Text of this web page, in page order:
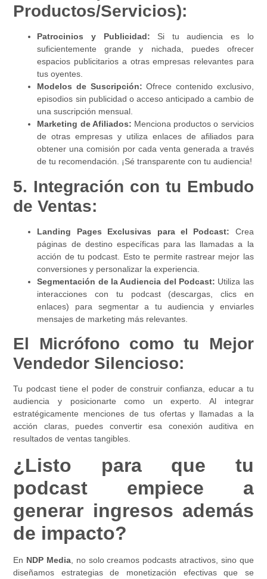
Productos/Servicios):
Patrocinios y Publicidad: Si tu audiencia es lo
suficientemente grande y nichada, puedes ofrecer
espacios publicitarios a otras empresas relevantes para
tus oyentes.
Modelos de Suscripción: Ofrece contenido exclusivo,
episodios sin publicidad o acceso anticipado a cambio de
una suscripción mensual.
Marketing de Afiliados: Menciona productos o servicios
de otras empresas y utiliza enlaces de afiliados para
obtener una comisión por cada venta generada a través
de tu recomendación. ¡Sé transparente con tu audiencia!
5. Integración con tu Embudo
de Ventas:
Landing Pages Exclusivas para el Podcast: Crea
páginas de destino específicas para las llamadas a la
acción de tu podcast. Esto te permite rastrear mejor las
conversiones y personalizar la experiencia.
Segmentación de la Audiencia del Podcast: Utiliza las
interacciones con tu podcast (descargas, clics en
enlaces) para segmentar a tu audiencia y enviarles
mensajes de marketing más relevantes.
El Micrófono como tu Mejor
Vendedor Silencioso:
Tu podcast tiene el poder de construir confianza, educar a tu
audiencia y posicionarte como un experto. Al integrar
estratégicamente menciones de tus ofertas y llamadas a la
acción claras, puedes convertir esa conexión auditiva en
resultados de ventas tangibles.
¿Listo para que tu
podcast empiece a
generar ingresos además
de impacto?
En NDP Media , no solo creamos podcasts atractivos, sino que
diseñamos estrategias de monetización efectivas que se